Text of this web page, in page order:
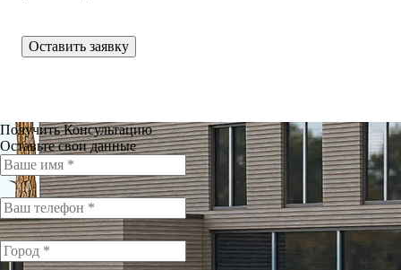
Оставить заявку
Получить Консультацию
Оставьте свои данные